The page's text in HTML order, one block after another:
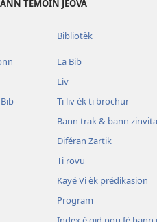
TÉMOIN JÉOVA
Bibliotèk
La Bib
Liv
Ti liv èk ti brochur
Bann trak & bann
Diféran Zartik
Ti rovu
Kayé Vi èk prédikasion
Program